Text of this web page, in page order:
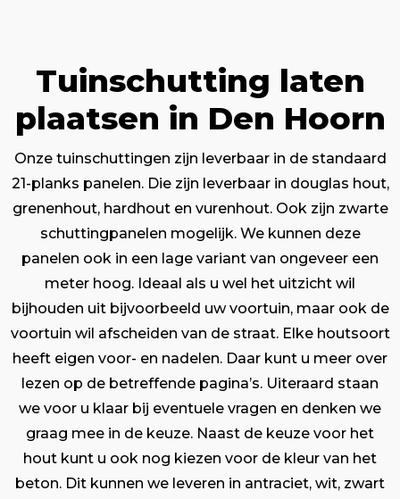
Tuinschutting laten
plaatsen in Den Hoorn
Onze tuinschuttingen zijn leverbaar in de standaard
21-planks panelen. Die zijn leverbaar in douglas hout,
grenenhout, hardhout en vurenhout. Ook zijn zwarte
schuttingpanelen mogelijk. We kunnen deze
panelen ook in een lage variant van ongeveer een
meter hoog. Ideaal als u wel het uitzicht wil
bijhouden uit bijvoorbeeld uw voortuin, maar ook de
voortuin wil afscheiden van de straat. Elke houtsoort
heeft eigen voor- en nadelen. Daar kunt u meer over
lezen op de betreffende pagina’s. Uiteraard staan
we voor u klaar bij eventuele vragen en denken we
graag mee in de keuze. Naast de keuze voor het
hout kunt u ook nog kiezen voor de kleur van het
beton. Dit kunnen we leveren in antraciet, wit, zwart